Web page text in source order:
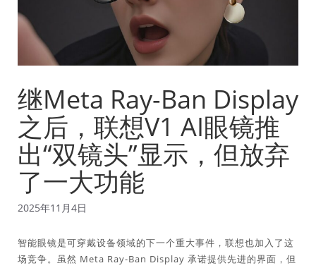
继Meta Ray-Ban Display
之后，联想V1 AI眼镜推
出“双镜头”显示，但放弃
了一大功能
2025年11月4日
智能眼镜是可穿戴设备领域的下一个重大事件，联想也加入了这
场竞争。虽然 Meta Ray-Ban Display 承诺提供先进的界面，但